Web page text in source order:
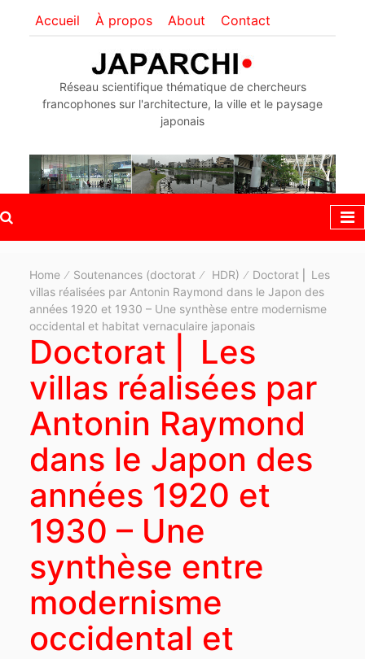
Accueil À propos About Contact
Réseau scientifique thématique de chercheurs
francophones sur l'architecture, la ville et le paysage
japonais
Home Soutenances (doctorat HDR)
Doctorat ⎢ Les
villas réalisées par Antonin Raymond dans le Japon des
années 1920 et 1930 – Une synthèse entre modernisme
occidental et habitat vernaculaire japonais
Doctorat ⎢ Les
villas réalisées par
Antonin Raymond
dans le Japon des
années 1920 et
1930 – Une
synthèse entre
modernisme
occidental et